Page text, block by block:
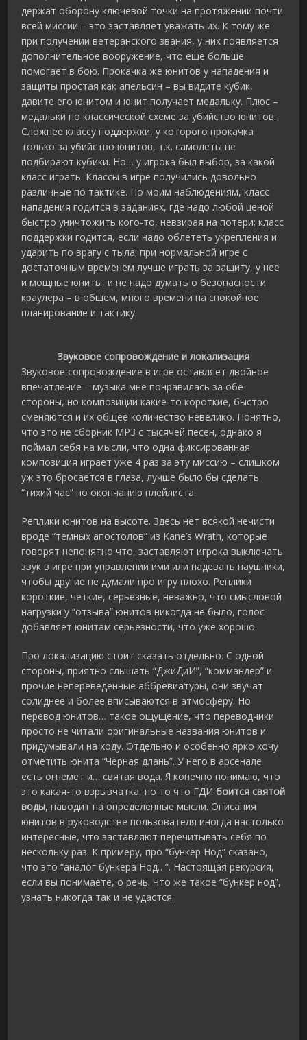
держат оборону ключевой точки на протяжении почти
всей миссии – это заставляет уважать их. К тому же
при получении ветеранского звания, у них появляется
дополнительное вооружение, что еще больше
помогает в бою. Прокачка же юнитов у нападения и
защиты простая как апельсин – вы видите кубик,
давите его юнитом и юнит получает медальку. Плюс –
медальки по классической схеме за убийство юнитов.
Сложнее классу поддержки, у которого прокачка
только за убийство юнитов, т.к. самолеты не
подбирают кубики. Но… у игрока был выбор, за какой
класс играть. Классы в игре получились довольно
различные по тактике. По моим наблюдениям, класс
нападения годится в заданиях, где надо любой ценой
быстро уничтожить кого-то, невзирая на потери; класс
поддержки годится, если надо облететь укрепления и
ударить по врагу с тыла; при нормальной игре с
достаточным временем лучше играть за защиту, у нее
и мощные юниты, и не надо думать о безопасности
краулера – в общем, много времени на спокойное
планирование и тактику.
Звуковое сопровождение и локализация
Звуковое сопровождение в игре оставляет двойное
впечатление – музыка мне понравилась за обе
стороны, но композиции какие-то короткие, быстро
сменяются и их общее количество невелико. Понятно,
что это не сборник MP3 с тысячей песен, однако я
поймал себя на мысли, что одна фиксированная
композиция играет уже 4 раз за эту миссию – слишком
уж это бросается в глаза, лучше было бы сделать
“тихий час” по окончанию плейлиста.
Реплики юнитов на высоте. Здесь нет всякой нечисти
вроде “темных апостолов” из Kane’s Wrath, которые
говорят непонятно что, заставляют игрока выключать
звук в игре при управлении ими или надевать наушники,
чтобы другие не думали про игру плохо. Реплики
короткие, четкие, серьезные, неважно, что смысловой
нагрузки у “отзыва” юнитов никогда не было, голос
добавляет юнитам серьезности, что уже хорошо.
Про локализацию стоит сказать отдельно. С одной
стороны, приятно слышать “ДжиДиИ”, “коммандер” и
прочие непереведенные аббревиатуры, они звучат
солиднее и более вписываются в атмосферу. Но
перевод юнитов… такое ощущение, что переводчики
просто не читали оригинальные названия юнитов и
придумывали на ходу. Отдельно и особенно ярко хочу
отметить юнита “Черная длань”. У него в арсенале
есть огнемет и… святая вода. Я конечно понимаю, что
это какая-то взрывчатка, но то что ГДИ боится святой
воды, наводит на определенные мысли. Описания
юнитов в руководстве пользователя иногда настолько
интересные, что заставляют перечитывать себя по
нескольку раз. К примеру, про “бункер Нод” сказано,
что это “аналог бункера Нод…”. Настоящая рекурсия,
если вы понимаете, о речь. Что же такое “бункер нод”,
узнать никогда так и не удастся.